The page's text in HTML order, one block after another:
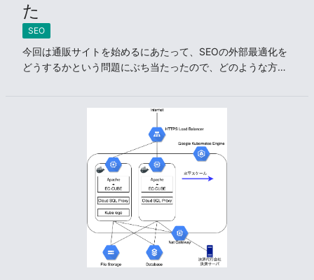
た
SEO
今回は通販サイトを始めるにあたって、SEOの外部最適化を
どうするかという問題にぶち当たったので、どのような方法